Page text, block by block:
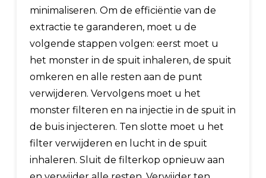
minimaliseren. Om de efficiëntie van de
extractie te garanderen, moet u de
volgende stappen volgen: eerst moet u
het monster in de spuit inhaleren, de spuit
omkeren en alle resten aan de punt
verwijderen. Vervolgens moet u het
monster filteren en na injectie in de spuit in
de buis injecteren. Ten slotte moet u het
filter verwijderen en lucht in de spuit
inhaleren. Sluit de filterkop opnieuw aan